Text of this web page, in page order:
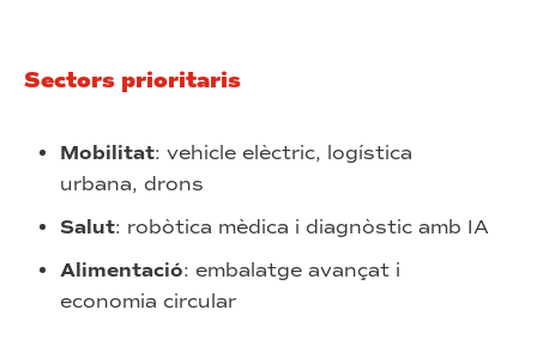
Sectors prioritaris
Mobilitat: vehicle elèctric, logística
urbana, drons
Salut: robòtica mèdica i diagnòstic amb IA
Alimentació: embalatge avançat i
economia circular